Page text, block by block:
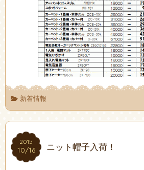
新着情報
2015
10/16
2015
10/16 ニット帽子入荷！